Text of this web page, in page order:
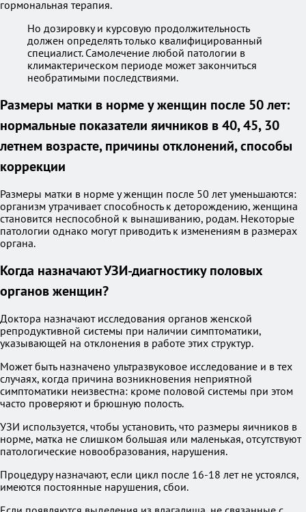
гормональная терапия.
Но дозировку и курсовую продолжительность
должен определять только квалифицированный
специалист. Самолечение любой патологии в
климактерическом периоде может закончиться
необратимыми последствиями.
Размеры матки в норме у женщин после 50 лет:
нормальные показатели яичников в 40, 45, 30
летнем возрасте, причины отклонений, способы
коррекции
Размеры матки в норме у женщин после 50 лет уменьшаются:
организм утрачивает способность к деторождению, женщина
становится неспособной к вынашиванию, родам. Некоторые
патологии однако могут приводить к изменениям в размерах
органа.
Когда назначают УЗИ-диагностику половых
органов женщин?
Доктора назначают исследования органов женской
репродуктивной системы при наличии симптоматики,
указывающей на отклонения в работе этих структур.
Может быть назначено ультразвуковое исследование и в тех
случаях, когда причина возникновения неприятной
симптоматики неизвестна: кроме половой системы при этом
часто проверяют и брюшную полость.
УЗИ используется, чтобы установить, что размеры яичников в
норме, матка не слишком большая или маленькая, отсутствуют
патологические новообразования, нарушения.
Процедуру назначают, если цикл после 16-18 лет не устоялся,
имеются постоянные нарушения, сбои.